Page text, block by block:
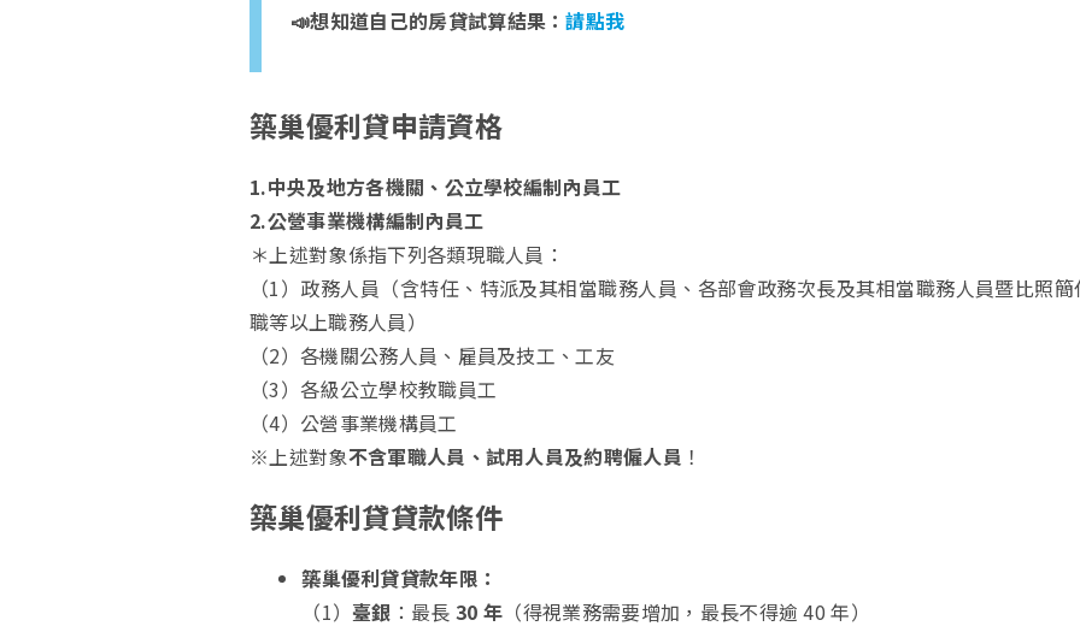
📣想知道自己的房貸試算結果：請點我
築巢優利貸申請資格
1.中央及地方各機關、公立學校編制內員工
2.公營事業機構編制內員工
＊上述對象係指下列各類現職人員：
（1）政務人員（含特任、特派及其相當職務人員、各部會政務次長及其相當職務人員暨比照
職等以上職務人員）
（2）各機關公務人員、雇員及技工、工友
（3）各級公立學校教職員工
（4）公營事業機構員工
※上述對象不含軍職人員、試用人員及約聘僱人員 ！
築巢優利貸貸款條件
築巢優利貸貸款年限：
（1） 臺銀 ：最長30 年 （得視業務需要增加，最長不得逾 40 年）